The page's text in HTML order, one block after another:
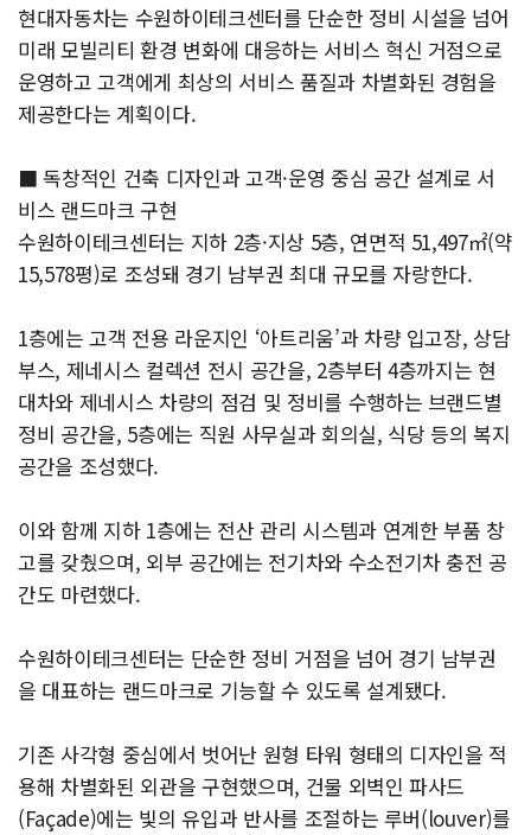
현대자동차는 수원하이테크센터를 단순한 정비 시설을 넘어
미래 모빌리티 환경 변화에 대응하는 서비스 혁신 거점으로
운영하고 고객에게 최상의 서비스 품질과 차별화된 경험을
제공한다는 계획이다.
■ 독창적인 건축 디자인과 고객·운영 중심 공간 설계로 서
비스 랜드마크 구현
수원하이테크센터는 지하 2층·지상 5층, 연면적 51,497㎡(약
15,578평)로 조성돼 경기 남부권 최대 규모를 자랑한다.
1층에는 고객 전용 라운지인 ‘아트리움’과 차량 입고장, 상담
부스, 제네시스 컬렉션 전시 공간을, 2층부터 4층까지는 현
대차와 제네시스 차량의 점검 및 정비를 수행하는 브랜드별
정비 공간을, 5층에는 직원 사무실과 회의실, 식당 등의 복지
공간을 조성했다.
이와 함께 지하 1층에는 전산 관리 시스템과 연계한 부품 창
고를 갖췄으며, 외부 공간에는 전기차와 수소전기차 충전 공
간도 마련했다.
수원하이테크센터는 단순한 정비 거점을 넘어 경기 남부권
을 대표하는 랜드마크로 기능할 수 있도록 설계됐다.
기존 사각형 중심에서 벗어난 원형 타워 형태의 디자인을 적
용해 차별화된 외관을 구현했으며, 건물 외벽인 파사드
(Façade)에는 빛의 유입과 반사를 조절하는 루버(louver)를